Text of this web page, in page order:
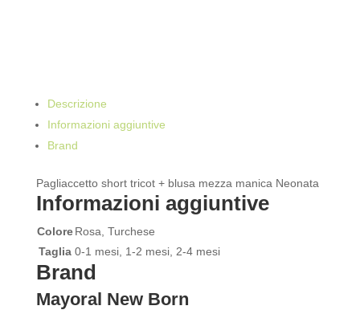
Descrizione
Informazioni aggiuntive
Brand
Pagliaccetto short tricot + blusa mezza manica Neonata
Informazioni aggiuntive
Colore Rosa, Turchese
Taglia 0-1 mesi, 1-2 mesi, 2-4 mesi
Brand
Mayoral New Born